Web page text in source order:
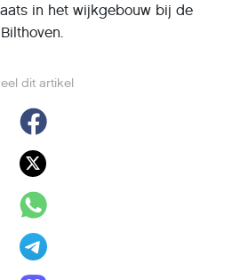
dit artikel
in het wijkgebouw bij de